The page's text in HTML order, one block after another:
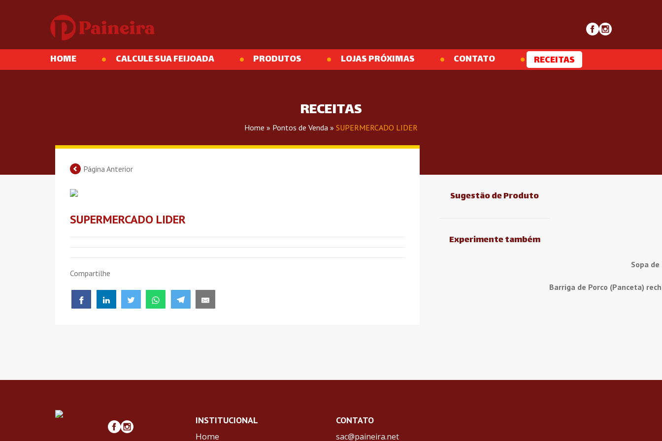
HOME CALCULE SUA FEIJOADA PRODUTOS LOJAS PRÓXIMAS CONTATO RECEITAS
RECEITAS
Home » Pontos de Venda » SUPERMERCADO LIDER
Página Anterior
SUPERMERCADO LIDER
Compartilhe
Sugestão de Produto
Experimente também
Sopa
Barriga de Porco (Panceta)
INSTITUCIONAL
Home
CONTATO
sac@paineira.net